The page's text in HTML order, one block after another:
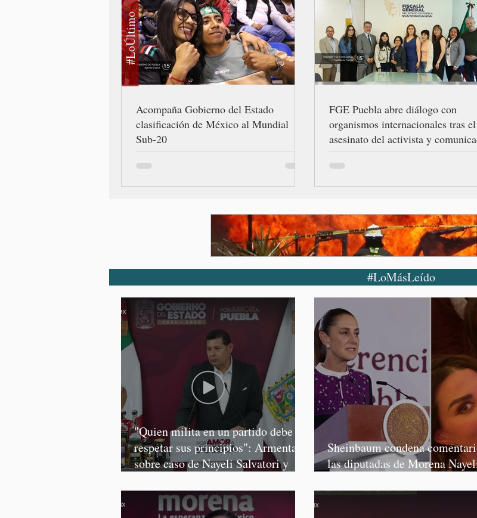
Acompaña Gobierno del Estado
clasificación de México al Mundial
Sub-20
FGE Puebla abre diálogo con
organismos internacionales tras el
asesinato del activista y
Josué Martínez
#LoÚltimo
#LoMásLeído
"Quien milita en un partido debe
respetar sus principios": Armenta,
sobre caso de Nayeli Salvatori y
Sheinbaum condena
las diputadas de Morena